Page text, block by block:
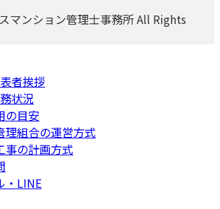
マンション管理士事務所 All Rights
者挨拶
状況
の目安
理組合の運営方式
事の計画方式
・LINE